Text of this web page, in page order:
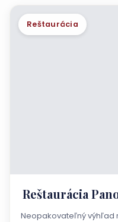
Reštaurácia
Reštaurácia
Neopakovateľný výhľad